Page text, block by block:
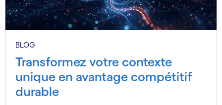
BLOG
Transformez votre contexte
unique en avantage compétitif
durable